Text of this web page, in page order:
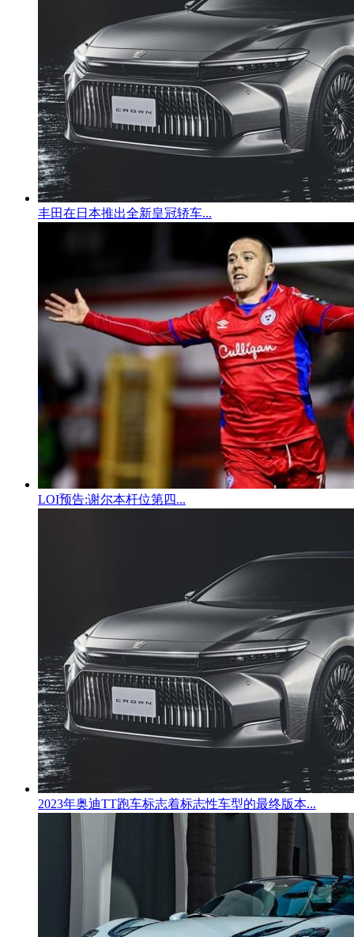
丰田在日本推出全新皇冠轿车...
LOI预告:谢尔本杆位第四...
2023年奥迪TT跑车标志着标志性车型的最终版本...